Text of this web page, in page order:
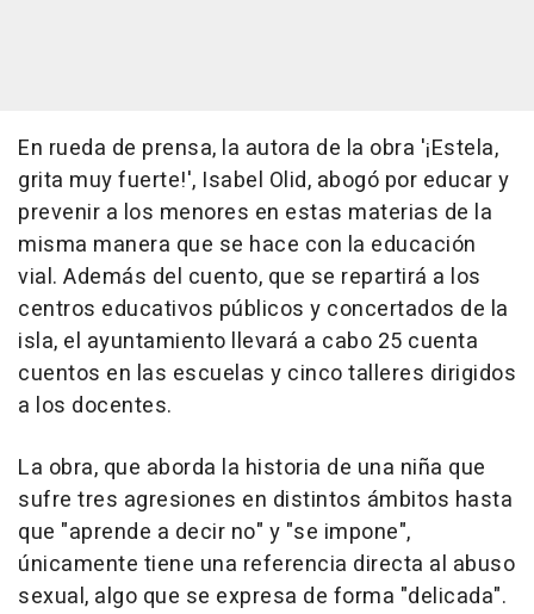
En rueda de prensa, la autora de la obra '¡Estela,
grita muy fuerte!', Isabel Olid, abogó por educar y
prevenir a los menores en estas materias de la
misma manera que se hace con la educación
vial. Además del cuento, que se repartirá a los
centros educativos públicos y concertados de la
isla, el ayuntamiento llevará a cabo 25 cuenta
cuentos en las escuelas y cinco talleres dirigidos
a los docentes.
La obra, que aborda la historia de una niña que
sufre tres agresiones en distintos ámbitos hasta
que "aprende a decir no" y "se impone",
únicamente tiene una referencia directa al abuso
sexual, algo que se expresa de forma "delicada".